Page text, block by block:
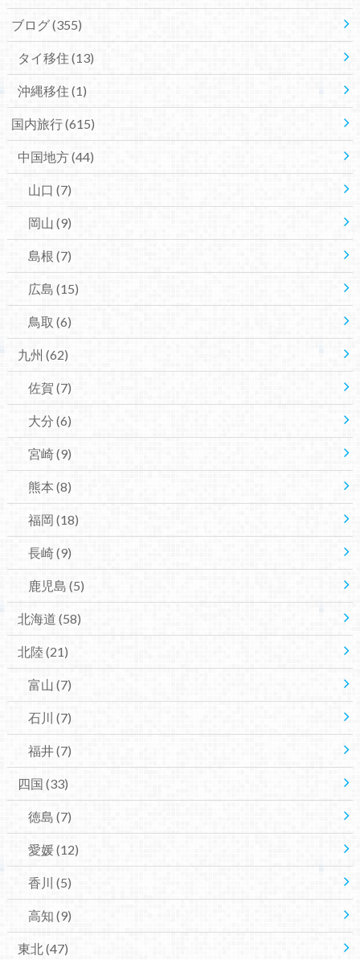
ブログ(355)
タイ移住 (13)
沖縄移住 (1)
国内旅行(615)
中国地方(44)
山口 (7)
岡山 (9)
島根 (7)
広島 (15)
鳥取 (6)
九州 (62)
佐賀 (7)
大分 (6)
宮崎(9)
熊本 (8)
福岡 (18)
長崎(9)
鹿児島 (5)
北海道 (58)
北陸 (21)
富山 (7)
石川 (7)
福井(7)
四国 (33)
徳島 (7)
愛媛(12)
香川 (5)
高知 (9)
東北(47)